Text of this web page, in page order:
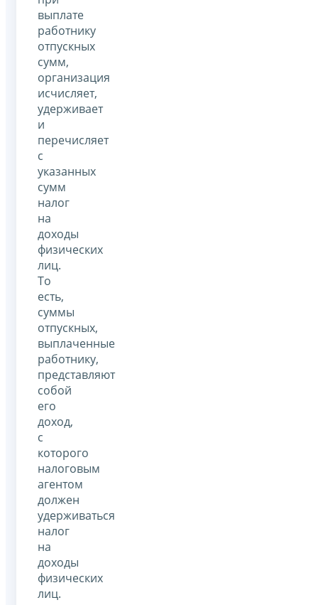
выплате
работнику
отпускных
сумм,
организация
исчисляет,
удерживает
и
перечисляет
с
указанных
сумм
налог
на
доходы
физических
лиц.
То
есть,
суммы
отпускных,
выплаченные
работнику,
представляют
собой
его
доход,
с
которого
налоговым
агентом
должен
удерживаться
налог
на
доходы
физических
лиц.